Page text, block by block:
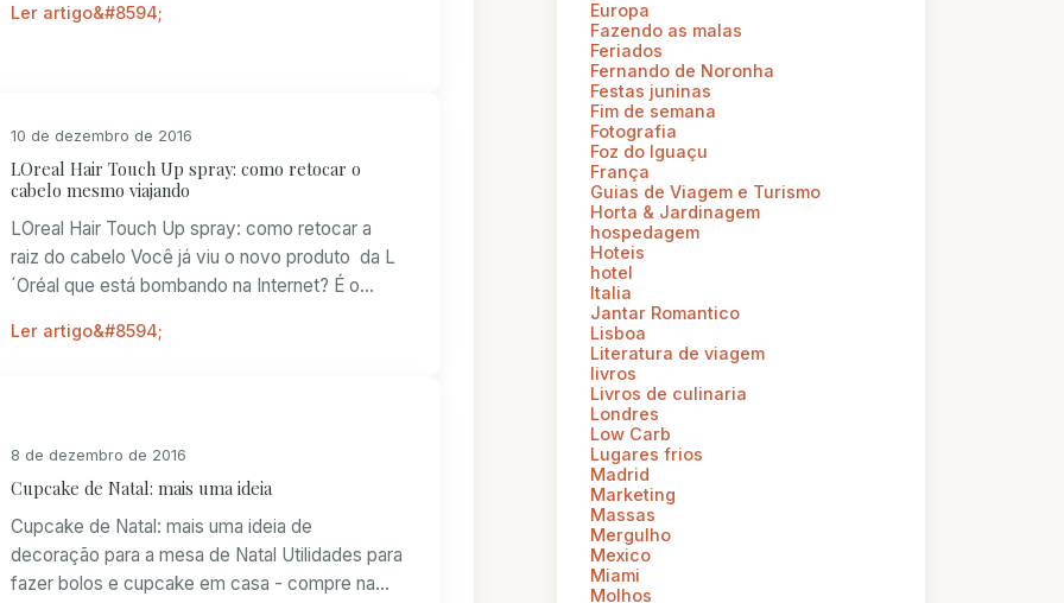
Ler artigo
10 de dezembro de 2016
LOreal Hair Touch Up spray: como retocar o
cabelo mesmo viajando
LOreal Hair Touch Up spray: como retocar a
raiz do cabelo Você já viu o novo produto da L
´Oréal que está bombando na Internet? É o
Ler artigo
8 de dezembro de 2016
Cupcake de Natal: mais uma ideia
Cupcake de Natal: mais uma ideia de
decoração para a mesa de Natal Utilidades para
fazer bolos e cupcake em casa - compre na
Europa
Fazendo as malas
Feriados
Fernando de Noronha
Festas juninas
Fim de semana
Fotografia
Foz do Iguaçu
França
Guias de Viagem e Turismo
Horta & Jardinagem
hospedagem
Hoteis
hotel
Italia
Jantar Romantico
Lisboa
Literatura de viagem
livros
Livros de culinaria
Londres
Low Carb
Lugares frios
Madrid
Marketing
Massas
Mergulho
Mexico
Miami
Molhos